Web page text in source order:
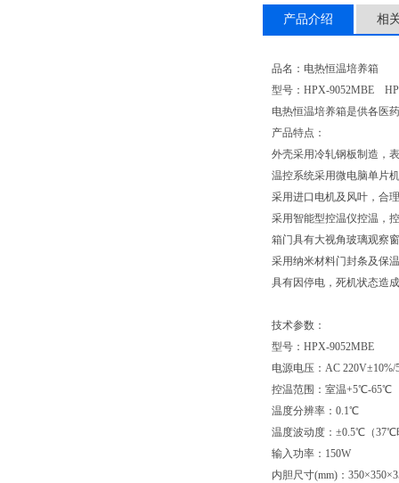
产品介绍 相
品名：电热恒温培养箱
型号：HPX-9052MBE
电热恒温培养箱是供各医
产品特点：
外壳采用冷轧钢板制造，
温控系统采用微电脑单片
采用进口电机及风叶，合
采用智能型控温仪控温，
箱门具有大视角玻璃观察
采用纳米材料门封条及保
具有因停电，死机状态造
技术参数：
型号：HPX-9052MBE
电源电压：AC 220V±10%/
控温范围：室温+5℃-65℃
温度分辨率：0.1℃
温度波动度：±0.5℃（37℃
输入功率：150W
内胆尺寸(mm)：